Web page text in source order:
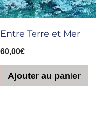
Entre Terre et Mer
60,00€
Ajouter au panier